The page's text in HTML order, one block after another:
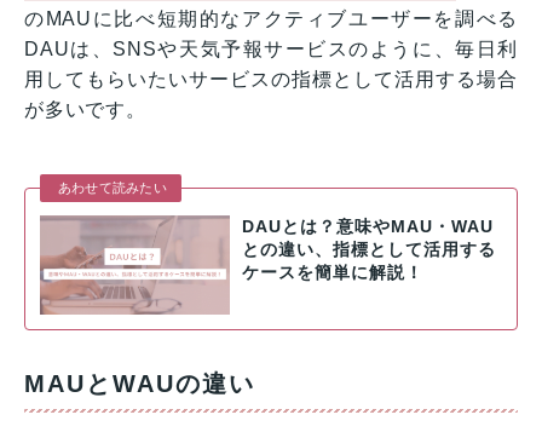
のMAUに比べ短期的なアクティブユーザーを調べる
DAUは、SNSや天気予報サービスのように、毎日利
用してもらいたいサービスの指標として活用する場合
が多いです。
あわせて読みたい
DAUとは？意味やMAU・WAU
との違い、指標として活用する
ケースを簡単に解説！
MAUとWAUの違い